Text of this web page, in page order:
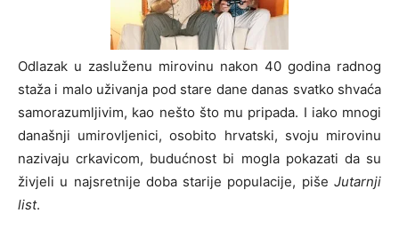
Odlazak u zasluženu mirovinu nakon 40 godina radnog
staža i malo uživanja pod stare dane danas svatko shvaća
samorazumljivim, kao nešto što mu pripada. I iako mnogi
današnji umirovljenici, osobito hrvatski, svoju mirovinu
nazivaju crkavicom, budućnost bi mogla pokazati da su
živjeli u najsretnije doba starije populacije, piše Jutarnji
list.